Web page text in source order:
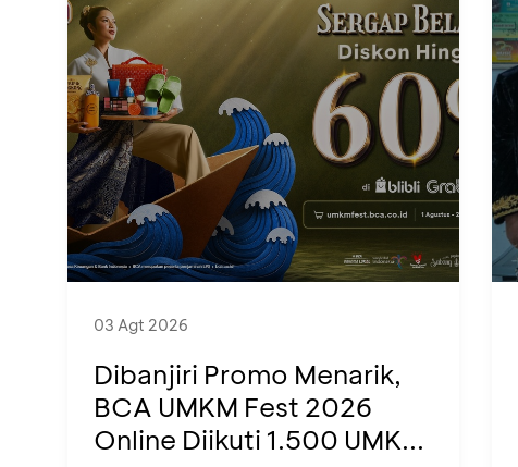
03 Agt 2026
Dibanjiri Promo Menarik,
BCA UMKM Fest 2026
Online Diikuti 1.500 UMK...